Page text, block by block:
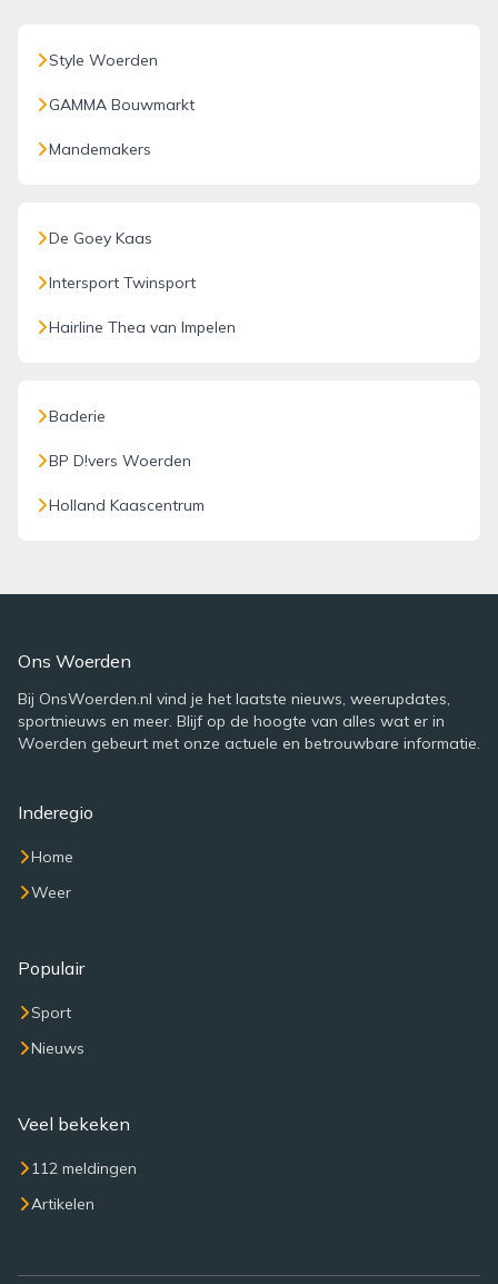
Style Woerden
GAMMA Bouwmarkt
Mandemakers
De Goey Kaas
Intersport Twinsport
Hairline Thea van Impelen
Baderie
BP D!vers Woerden
Holland Kaascentrum
Ons Woerden
Bij OnsWoerden.nl vind je het laatste nieuws, weerupdates,
sportnieuws en meer. Blijf op de hoogte van alles wat er in
Woerden gebeurt met onze actuele en betrouwbare informatie.
Inderegio
Home
Weer
Populair
Sport
Nieuws
Veel bekeken
112 meldingen
Artikelen